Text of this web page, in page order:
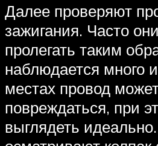
Далее проверяют
зажигания. Часто
пролегать таким
наблюдается много
местах провод
повреждаться, при
выглядеть